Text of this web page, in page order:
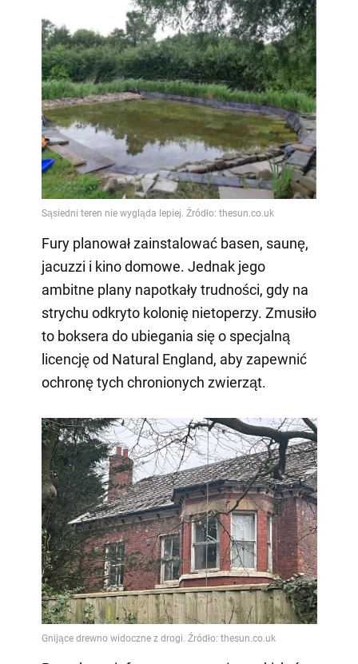
Fury planował zainstalować basen, saunę,
jacuzzi i kino domowe. Jednak jego
ambitne plany napotkały trudności, gdy na
strychu odkryto kolonię nietoperzy. Zmusiło
to boksera do ubiegania się o specjalną
licencję od Natural England, aby zapewnić
ochronę tych chronionych zwierząt.